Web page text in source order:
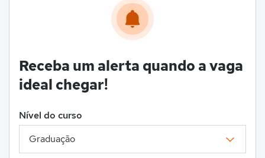
Receba um alerta quando a vaga
ideal chegar!
Nível do curso